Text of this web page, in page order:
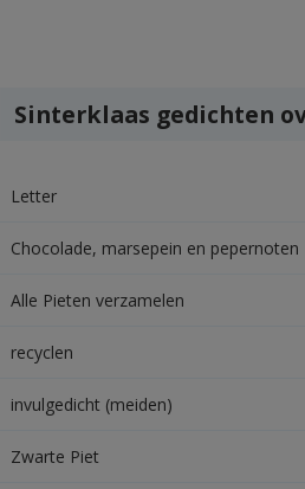
Sinterklaas gedichten
Letter
Chocolade, marsepein en pepernoten
Alle Pieten verzamelen
recyclen
invulgedicht (meiden)
Zwarte Piet